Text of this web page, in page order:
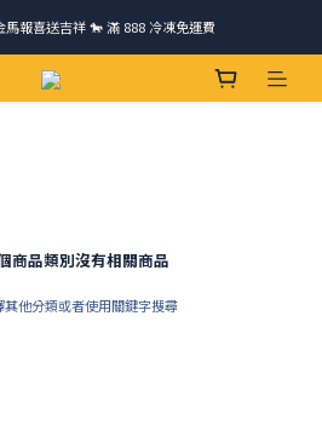
加入官方LINE領取50元優惠卷 🎁
馬報喜送吉祥 🐎 滿 888 冷凍免運費
集點換購物金+生日禮，獨家優惠不錯過！
商品類別沒有相關商品
他分類或者使用關鍵字搜尋